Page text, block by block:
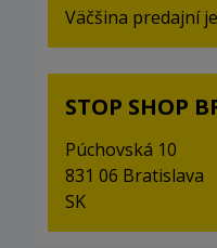
STOP SHOP
Púchovská 10
831 06 Bratislava
SK
Väčšina predajní